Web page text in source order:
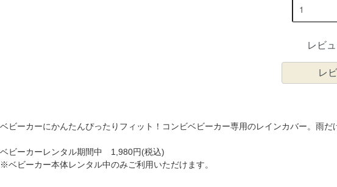
レビ
レ
ベビーカーにかんたんぴったりフィット！コンビベビーカー専用のレインカバー。雨
ベビーカーレンタル期間中 1,980円(税込)
※ベビーカー本体レンタル中のみご利用いただけます。